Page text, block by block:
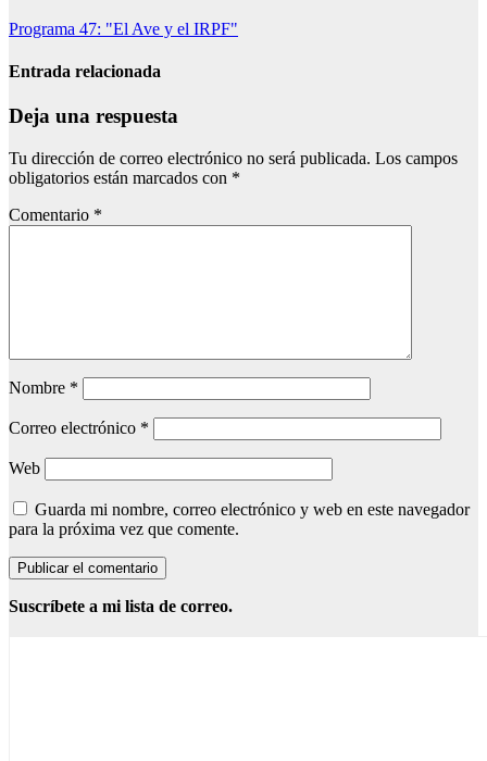
Programa 47: "El Ave y el IRPF"
Entrada relacionada
Deja una respuesta
Tu dirección de correo electrónico no será publicada. Los campos
obligatorios están marcados con *
Comentario *
Nombre *
Correo electrónico *
Web
Guarda mi nombre, correo electrónico y web en este navegador
para la próxima vez que comente.
Suscríbete a mi lista de correo.